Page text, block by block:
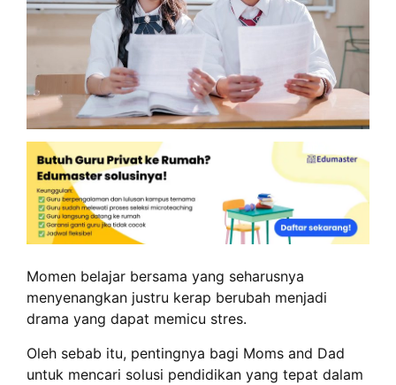
Momen belajar bersama yang seharusnya
menyenangkan justru kerap berubah menjadi
drama yang dapat memicu stres.
Oleh sebab itu, pentingnya bagi Moms and Dad
untuk mencari solusi pendidikan yang tepat dalam